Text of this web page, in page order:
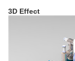
3D Effect